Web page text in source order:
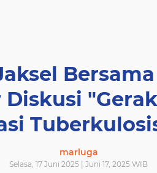
Diskusi
marluga
Selasa, 17 Juni 2025 | Juni 17, 2025 WIB